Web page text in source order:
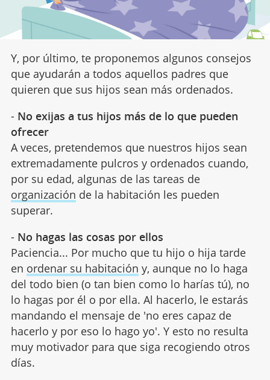
Y, por último, te proponemos algunos consejos
que ayudarán a todos aquellos padres que
quieren que sus hijos sean más ordenados.
- No exijas a tus hijos más de lo que pueden
ofrecer
A veces, pretendemos que nuestros hijos sean
extremadamente pulcros y ordenados cuando,
por su edad, algunas de las tareas de
organización de la habitación les pueden
superar.
- No hagas las cosas por ellos
Paciencia... Por mucho que tu hijo o hija tarde
en ordenar su habitación y, aunque no lo haga
del todo bien (o tan bien como lo harías tú), no
lo hagas por él o por ella. Al hacerlo, le estarás
mandando el mensaje de 'no eres capaz de
hacerlo y por eso lo hago yo'. Y esto no resulta
muy motivador para que siga recogiendo otros
días.